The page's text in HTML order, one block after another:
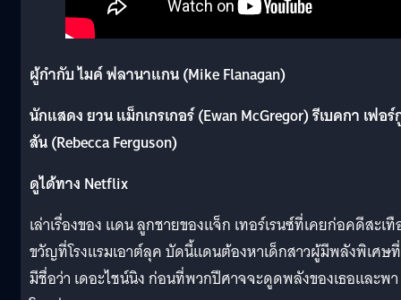
ผู้กำกับ ไมค์ ฟลานาแกน (Mike Flanagan)
นักแสดง ยวน แม็กเกรเกอร์ (Ewan McGregor) รีเบคกา เฟอร์
สัน (Rebecca Ferguson)
ดูได้ทาง Netflix
เล่าเรื่องของ แดน ลูกชายของแจ็ก เทอร์เรนซ์ที่เคยก่อคดีสะเ
ขวัญที่โรงแรมเอาต์ลุค บัดนี้แดนต้องหาเด็กสาวผู้มีพลังพิเศษที่
มีชื่อว่า เดอะไชน์นิง ก่อนที่พวกปีศาจจะดูดพลังของเธอและพา